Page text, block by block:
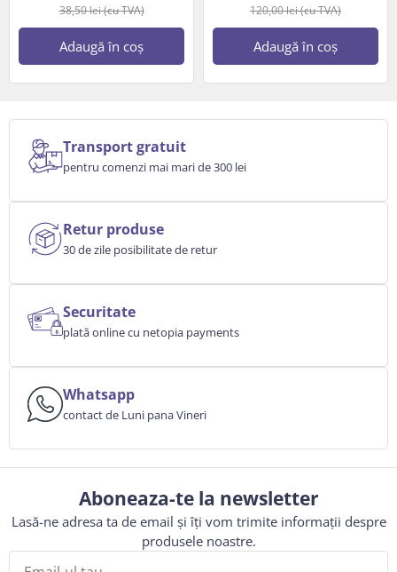
38,50lei(cu TVA)
Adaugă în coș
120,00lei(cu TVA)
Adaugă în coș
Transport gratuit
pentru comenzi mai mari de 300 lei
Retur produse
30 de zile posibilitate de retur
Securitate
plată online cu netopia payments
Whatsapp
contact de Luni pana Vineri
Aboneaza-te la newsletter
Lasă-ne adresa ta de email și îți vom trimite informații despre
produsele noastre.